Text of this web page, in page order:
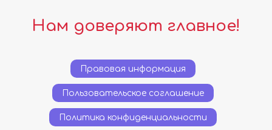
Нам доверяют главное!
Правовая информация
Пользовательское соглашение
Политика конфиденциальности